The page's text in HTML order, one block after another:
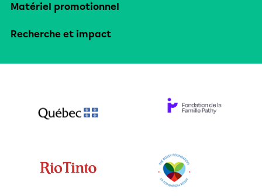
Matériel promotionnel
Recherche et impact